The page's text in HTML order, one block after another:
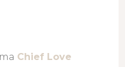
Chief Love